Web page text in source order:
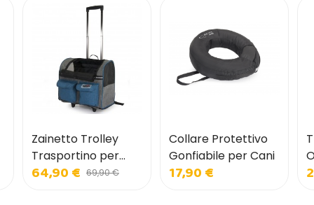
per
con
69,90 €
Collare Protettivo
Gonfiabile per Cani
17,90 €
Trovet Renal e
Oxalate Cibo
31,90 €